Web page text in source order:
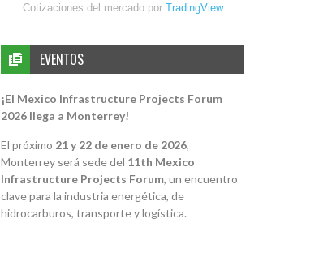
Cotizaciones del mercado por TradingView
EVENTOS
¡El Mexico Infrastructure Projects Forum
2026 llega a Monterrey!
El próximo 21 y 22 de enero de 2026,
Monterrey será sede del 11th Mexico
Infrastructure Projects Forum, un encuentro
clave para la industria energética, de
hidrocarburos, transporte y logística.